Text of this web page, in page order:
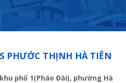
PHƯỚC THỊNH HÀ TIÊN
phố 1(Pháo Đài), phường Hà